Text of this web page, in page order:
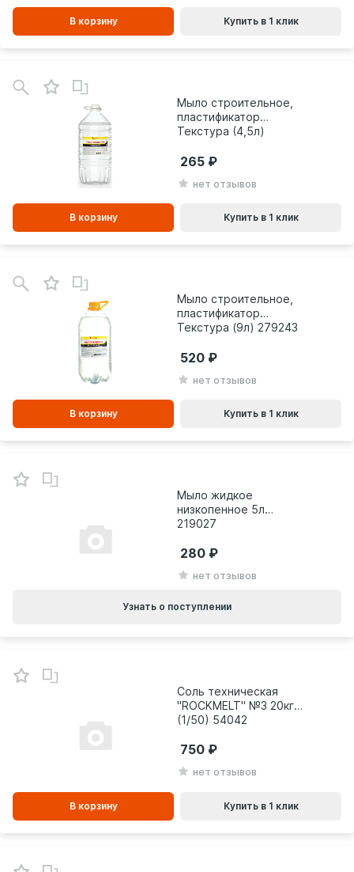
В корзину Купить в 1 клик
Мыло строительное,
пластификатор
Текстура (4,5л)
нет отзывов
265
В корзину Купить в 1 клик
Мыло строительное,
пластификатор
Текстура (9л) 279243
нет отзывов
520
В корзину Купить в 1 клик
Мыло жидкое
низкопенное 5л
219027
нет отзывов
280
Узнать о поступлении
Соль техническая
"ROCKMELT" №3 20кг
(1/50) 54042
нет отзывов
750
В корзину Купить в 1 клик